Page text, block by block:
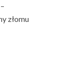
–
złomu